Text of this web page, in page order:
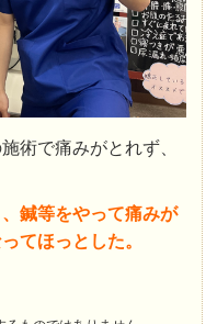
術で痛みがとれず、
鍼等をやって痛みが
てほっとした。